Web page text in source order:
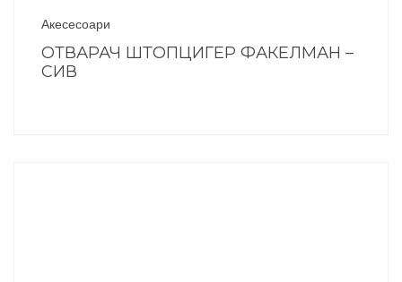
Акесесоари
ОТВАРАЧ ШТОПЦИГЕР ФАКЕЛМАН –
СИВ